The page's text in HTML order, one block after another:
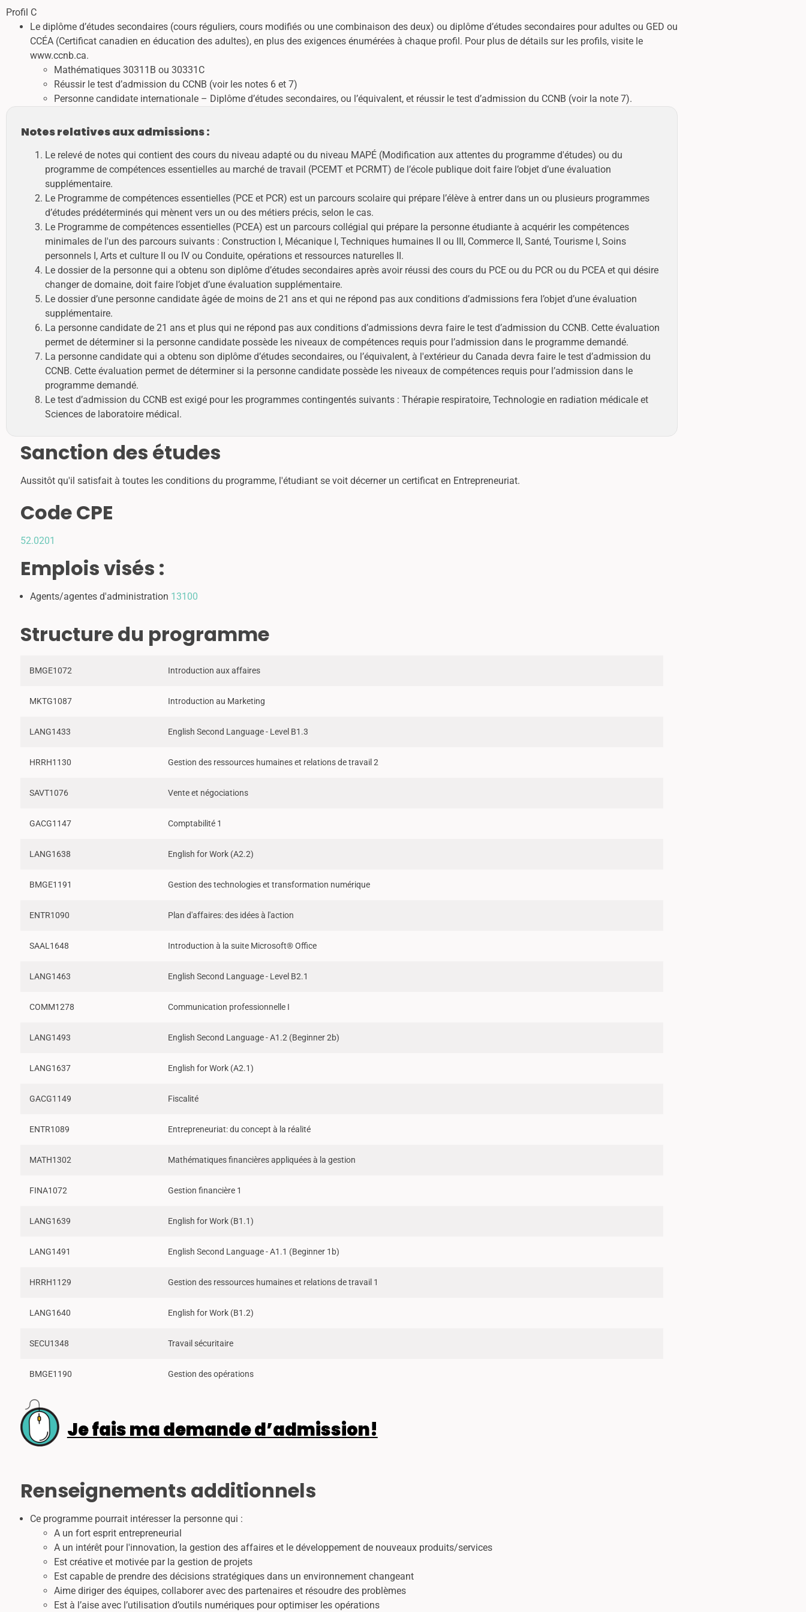
Profil C
Le diplôme d’études secondaires (cours réguliers, cours modifiés ou une combinaison des deux) ou diplôme d’études secondaires pour adultes ou GED ou
CCÉA (Certificat canadien en éducation des adultes), en plus des exigences énumérées à chaque profil. Pour plus de détails sur les profils, visite le
www.ccnb.ca.
Mathématiques 30311B ou 30331C
Réussir le test d’admission du CCNB (voir les notes 6 et 7)
Personne candidate internationale – Diplôme d’études secondaires, ou l’équivalent, et réussir le test d’admission du CCNB (voir la note 7).
Notes relatives aux admissions :
Le relevé de notes qui contient des cours du niveau adapté ou du niveau MAPÉ (Modification aux attentes du programme d'études) ou du
programme de compétences essentielles au marché de travail (PCEMT et PCRMT) de l’école publique doit faire l’objet d’une évaluation
supplémentaire.
Le Programme de compétences essentielles (PCE et PCR) est un parcours scolaire qui prépare l’élève à entrer dans un ou plusieurs programmes
d’études prédéterminés qui mènent vers un ou des métiers précis, selon le cas.
Le Programme de compétences essentielles (PCEA) est un parcours collégial qui prépare la personne étudiante à acquérir les compétences
minimales de l'un des parcours suivants : Construction I, Mécanique I, Techniques humaines II ou III, Commerce II, Santé, Tourisme I, Soins
personnels I, Arts et culture II ou IV ou Conduite, opérations et ressources naturelles II.
Le dossier de la personne qui a obtenu son diplôme d’études secondaires après avoir réussi des cours du PCE ou du PCR ou du PCEA et qui désire
changer de domaine, doit faire l’objet d’une évaluation supplémentaire.
Le dossier d’une personne candidate âgée de moins de 21 ans et qui ne répond pas aux conditions d’admissions fera l’objet d’une évaluation
supplémentaire.
La personne candidate de 21 ans et plus qui ne répond pas aux conditions d’admissions devra faire le test d’admission du CCNB. Cette évaluation
permet de déterminer si la personne candidate possède les niveaux de compétences requis pour l’admission dans le programme demandé.
La personne candidate qui a obtenu son diplôme d’études secondaires, ou l’équivalent, à l'extérieur du Canada devra faire le test d’admission du
CCNB. Cette évaluation permet de déterminer si la personne candidate possède les niveaux de compétences requis pour l’admission dans le
programme demandé.
Le test d’admission du CCNB est exigé pour les programmes contingentés suivants : Thérapie respiratoire, Technologie en radiation médicale et
Sciences de laboratoire médical.
Sanction des études
Aussitôt qu'il satisfait à toutes les conditions du programme, l'étudiant se voit décerner un certificat en Entrepreneuriat.
Code CPE
52.0201
Emplois visés :
Agents/agentes d'administration 13100
Structure du programme
BMGE1072 Introduction aux affaires
MKTG1087 Introduction au Marketing
LANG1433 English Second Language - Level B1.3
HRRH1130 Gestion des ressources humaines et relations de travail 2
SAVT1076 Vente et négociations
GACG1147 Comptabilité 1
LANG1638 English for Work (A2.2)
BMGE1191 Gestion des technologies et transformation numérique
ENTR1090 Plan d'affaires: des idées à l'action
SAAL1648 Introduction à la suite Microsoft® Office
LANG1463 English Second Language - Level B2.1
COMM1278 Communication professionnelle I
LANG1493 English Second Language - A1.2 (Beginner 2b)
LANG1637 English for Work (A2.1)
GACG1149 Fiscalité
ENTR1089 Entrepreneuriat: du concept à la réalité
MATH1302 Mathématiques financières appliquées à la gestion
FINA1072 Gestion financière 1
LANG1639 English for Work (B1.1)
LANG1491 English Second Language - A1.1 (Beginner 1b)
HRRH1129 Gestion des ressources humaines et relations de travail 1
LANG1640 English for Work (B1.2)
SECU1348 Travail sécuritaire
BMGE1190 Gestion des opérations
Je fais ma demande d’admission!
Renseignements additionnels
Ce programme pourrait intéresser la personne qui :
A un fort esprit entrepreneurial
A un intérêt pour l'innovation, la gestion des affaires et le développement de nouveaux produits/services
Est créative et motivée par la gestion de projets
Est capable de prendre des décisions stratégiques dans un environnement changeant
Aime diriger des équipes, collaborer avec des partenaires et résoudre des problèmes
Est à l’aise avec l’utilisation d’outils numériques pour optimiser les opérations